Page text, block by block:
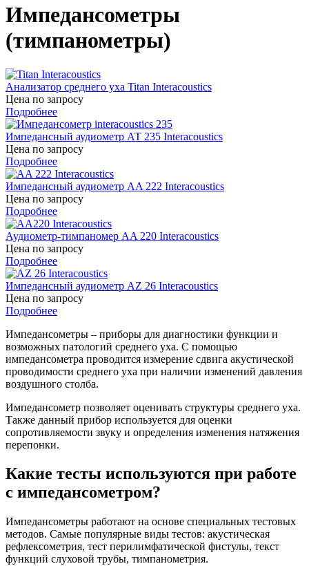
Импедансометры
(тимпанометры)
Анализатор среднего уха Titan Interacoustics
Цена по запросу
Подробнее
Импедансный аудиометр АТ 235 Interacoustics
Цена по запросу
Подробнее
Импедансный аудиометр AA 222 Interacoustics
Цена по запросу
Подробнее
Аудиометр-тимпаномер AA 220 Interacoustics
Цена по запросу
Подробнее
Импедансный аудиометр AZ 26 Interacoustics
Цена по запросу
Подробнее
Импедансометры – приборы для диагностики функции и
возможных патологий среднего уха. С помощью
импедансометра проводится измерение сдвига акустической
проводимости среднего уха при наличии изменений давления
воздушного столба.
Импедансометр позволяет оценивать структуры среднего уха.
Также данный прибор используется для оценки
сопротивляемости звуку и определения изменения натяжения
перепонки.
Какие тесты используются при работе
с импедансометром?
Импедансометры работают на основе специальных тестовых
методов. Самые популярные виды тестов: акустическая
рефлексометрия, тест перилимфатической фистулы, текст
функций слуховой трубы, тимпанометрия.